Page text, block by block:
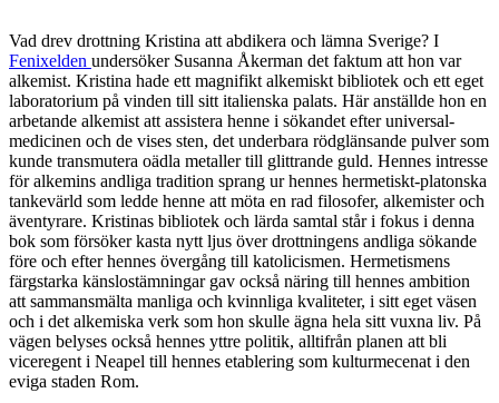
Vad drev drottning Kristina att abdikera och lämna Sverige? I
Fenixelden undersöker Susanna Åkerman det faktum att hon var
alkemist. Kristina hade ett magnifikt alkemiskt bibliotek och ett eget
laboratorium på vinden till sitt italienska palats. Här anställde hon en
arbetande alkemist att assistera henne i sökandet efter universal­
medicinen och de vises sten, det underbara rödglänsande pulver som
kunde transmutera oädla metaller till glittrande guld. Hennes intresse
för alkemins andliga tradition sprang ur hennes hermetiskt-platonska
tankevärld som ledde henne att möta en rad filosofer, alkemister och
äventyrare. Kristinas bibliotek och lärda samtal står i fokus i denna
bok som försöker kasta nytt ljus över drottningens andliga sökande
före och efter hennes övergång till katolicismen. Hermetismens
färgstarka känslo­stämningar gav också näring till hennes ambition
att sammansmälta manliga och kvinnliga kvaliteter, i sitt eget väsen
och i det alkemiska verk som hon skulle ägna hela sitt vuxna liv. På
vägen belyses också hennes yttre politik, alltifrån planen att bli
viceregent i Neapel till hennes etablering som kulturmecenat i den
eviga staden Rom.